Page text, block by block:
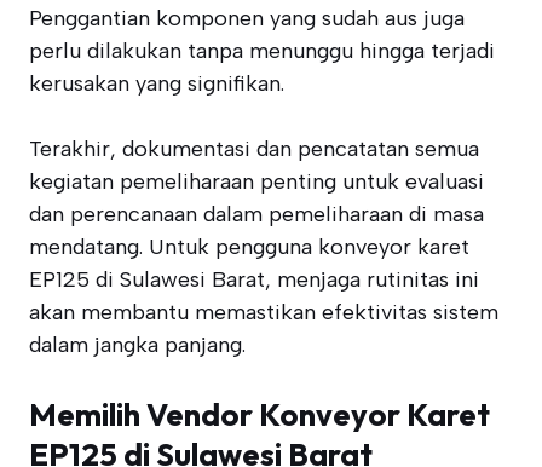
Penggantian komponen yang sudah aus juga
perlu dilakukan tanpa menunggu hingga terjadi
kerusakan yang signifikan.
Terakhir, dokumentasi dan pencatatan semua
kegiatan pemeliharaan penting untuk evaluasi
dan perencanaan dalam pemeliharaan di masa
mendatang. Untuk pengguna konveyor karet
EP125 di Sulawesi Barat, menjaga rutinitas ini
akan membantu memastikan efektivitas sistem
dalam jangka panjang.
Memilih Vendor Konveyor Karet
EP125 di Sulawesi Barat